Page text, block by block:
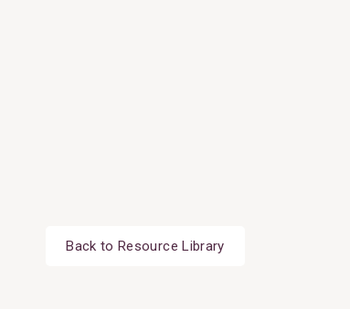
Back to Resource Library